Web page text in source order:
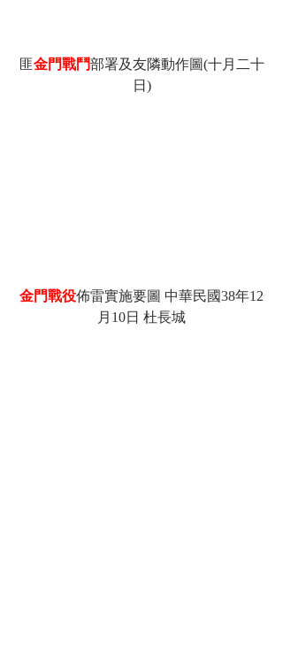
匪金門戰鬥部署及友隣動作圖(十月二十
日)
金門戰役佈雷實施要圖 中華民國38年12
月10日 杜長城